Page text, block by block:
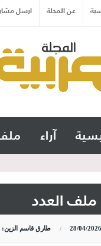
عن المجلة ارسل
آراء
ملف العدد
28/04/2026 طارق قاسم الزين: